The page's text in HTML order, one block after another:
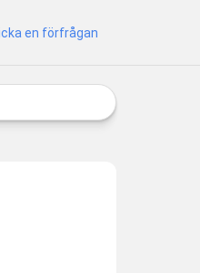
en förfrågan